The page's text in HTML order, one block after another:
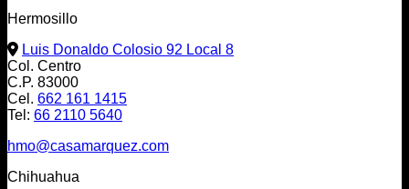
Hermosillo
Luis Donaldo Colosio 92 Local 8
Col. Centro
C.P. 83000
Cel. 662 161 1415
Tel: 66 2110 5640
hmo@casamarquez.com
Chihuahua